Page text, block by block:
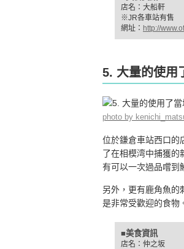
店名：大船軒
※JR各車站有售
網址： http://
5. 大量的使用
photo by
位於鎌倉車站西口的
了在相模湾中捕獲的
有可以一次過品嚐到
另外，更有鹿角魚的
是非常受歡迎的食物
■美食資訊
店名：仲之坂